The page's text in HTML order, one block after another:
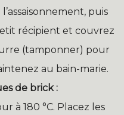
puis
récipient et couvrez
(tamponner) pour
au bain-marie.
de brick :
à 180 °C. Placez les